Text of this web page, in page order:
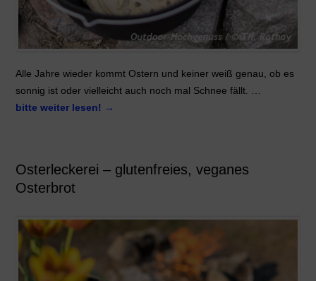
Alle Jahre wieder kommt Ostern und keiner weiß genau, ob es
sonnig ist oder vielleicht auch noch mal Schnee fällt. …
bitte weiter lesen! →
Osterleckerei – glutenfreies, veganes
Osterbrot